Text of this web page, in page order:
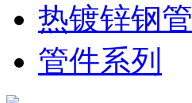
热镀锌钢管
管件系列